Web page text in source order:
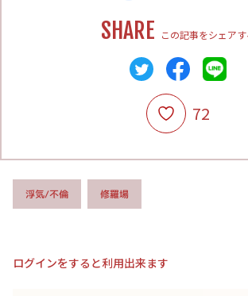
SHARE この記事をシェアす
72
浮気/不倫 修羅場
ログインをすると利用出来ます